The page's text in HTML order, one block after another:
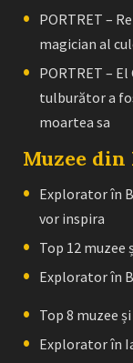
PORTRET –
magician al
PORTRET –
tulburător a
moartea sa
Muzee din
Explorator în
vor inspira
Top 12 muzee
Explorator în
Top 8 muzee
Explorator în